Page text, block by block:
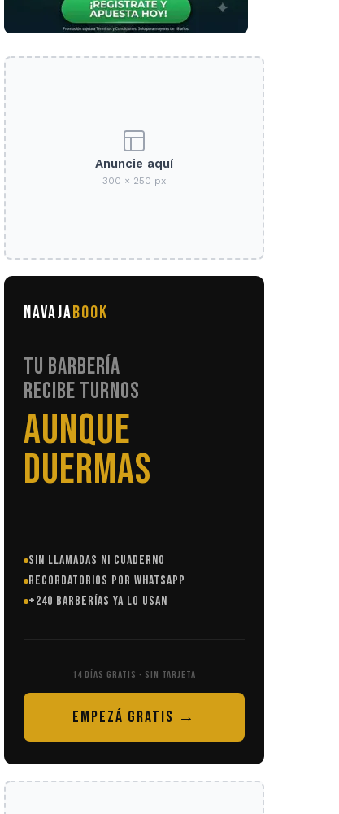
Anuncie aquí
300 × 250 px
NAVAJABOOK
TU BARBERÍA
RECIBE TURNOS
SIN LLAMADAS
SIN LLAMADAS NI CUADERNO
RECORDATORIOS POR WHATSAPP
+240 BARBERÍAS YA LO USAN
14 DÍAS GRATIS · SIN TARJETA
EMPEZÁ GRATIS →